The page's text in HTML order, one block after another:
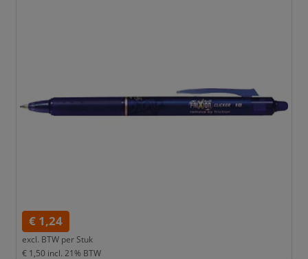
€ 1,24
excl. BTW per Stuk
€ 1,50 incl. 21% BTW